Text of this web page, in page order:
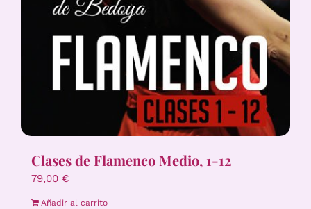
Clases de Flamenco Medio, 1-12
79,00 €
Añadir al carrito